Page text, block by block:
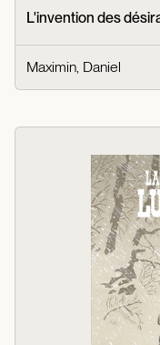
L'invention des
Maximin, Daniel